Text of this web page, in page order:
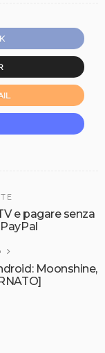
e pagare senza
Moonshine,